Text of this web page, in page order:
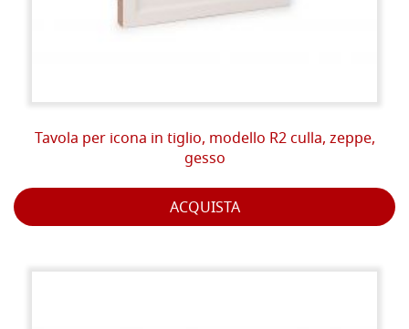
Tavola per icona in tiglio, modello R2 culla, zeppe,
gesso
ACQUISTA